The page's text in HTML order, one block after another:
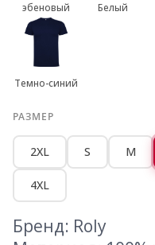
эбеновый Белый
Темно-синий
РАЗМЕР
2XL S M
4XL
Бренд: Roly